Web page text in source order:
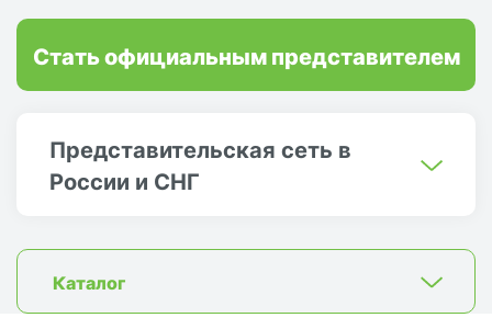
Представительская сеть в
России и СНГ
Стать официальным представителем
Каталог